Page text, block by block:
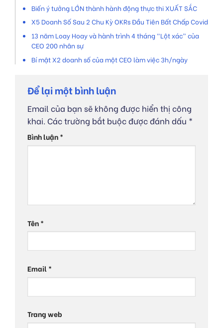
Biến ý tưởng LỚN thành hành động thực thi XUẤT SẮC
X5 Doanh Số Sau 2 Chu Kỳ OKRs Đầu Tiên Bất Chấp Covid
13 năm Loay Hoay và hành trình 4 tháng “Lột xác” của
CEO 200 nhân sự
Bí mật X2 doanh số của một CEO làm việc 3h/ngày
Để lại một bình luận
Email của bạn sẽ không được hiển thị công
khai. Các trường bắt buộc được đánh dấu *
Bình luận*
Tên*
Email *
Trang web